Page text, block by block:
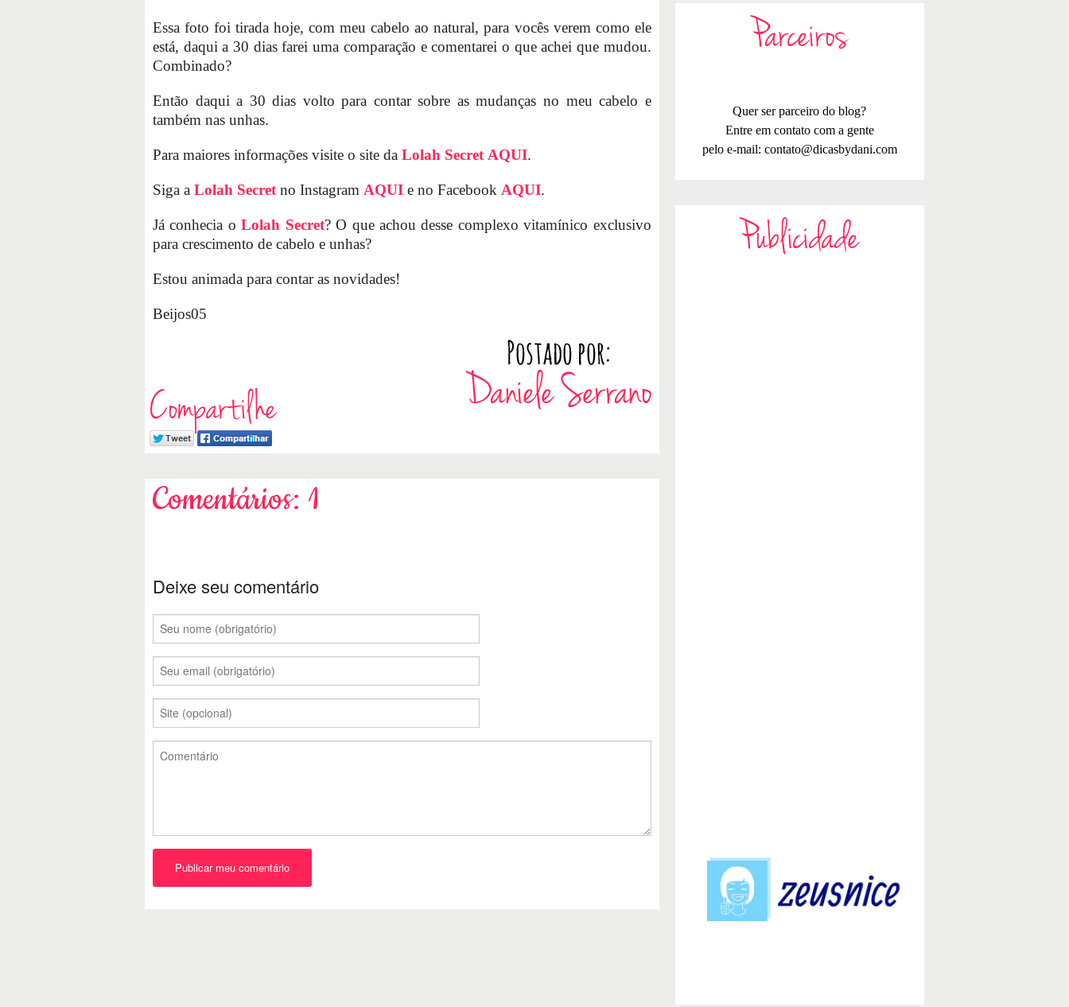
Essa foto foi tirada hoje, com meu cabelo ao natural, para vocês verem como ele
está, daqui a 30 dias farei uma comparação e comentarei o que achei que mudou.
Combinado?
Então daqui a 30 dias volto para contar sobre as mudanças no meu cabelo e
também nas unhas.
Para maiores informações visite o site da Lolah Secret AQUI.
Siga a Lolah Secret no Instagram AQUI e no Facebook AQUI.
Já conhecia oLolah Secret? O que achou desse complexo vitamínico exclusivo
para crescimento de cabelo e unhas?
Estou animada para contar as novidades!
Beijos05
Compartilhe
Comentários: 1
Deixe seu comentário
Parceiros
Quer ser parceiro do blog?
Entre em contato com a gente
pelo e-mail: contato@dicasbydani.com
Publicidade